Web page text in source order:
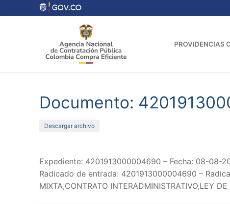
al
PROVIDENCIAS
Documento:
Descargar archivo
Expediente: 4201913000004690 – Fecha: 08-08-
Radicado de entrada: 4201913000004690 –
MIXTA,CONTRATO INTERADMINISTRATIVO,LEY